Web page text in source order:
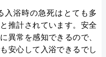
入浴時の急死はとても多
推計されています。安全
異常を感知できるので、
安心して入浴できるでし